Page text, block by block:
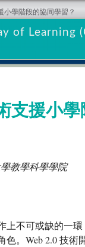
of Learning
小學階段的協同學習？
支援小學
教學科學學院
上不可或缺的一
。Web 2.0 技術